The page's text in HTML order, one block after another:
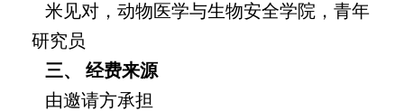
米见对，动物医学与生物安全学院，青年
研究员
三、
经费来源
由邀请方承担